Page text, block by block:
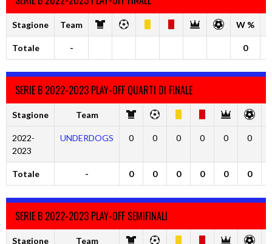
Stagione Team W %
Totale - 0
SERIE B 2022-2023 PLAY-OFF QUARTI DI FINALE
Stagione Team
2022-
2023
UNDERDOGS 0 0 0 0 0 0
Totale - 0 0 0 0 0 0
SERIE B 2022-2023 PLAY-OFF SEMIFINALI
Stagione Team